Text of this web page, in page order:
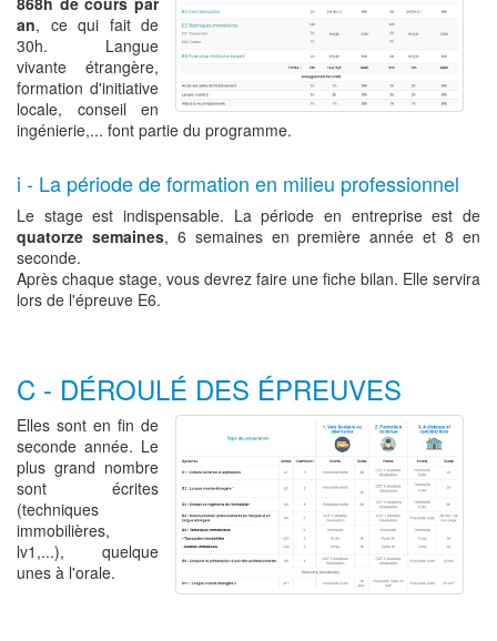
an, ce qui fait de
30h. Langue
vivante étrangère,
formation d'initiative
locale, conseil en
ingénierie,... font partie du programme.
i - La période de formation en milieu professionnel
Le stage est indispensable. La période en entreprise est de
quatorze semaines, 6 semaines en première année et 8 en
seconde.
Après chaque stage, vous devrez faire une fiche bilan. Elle servira
lors de l'épreuve E6.
C - DÉROULÉ DES ÉPREUVES
Elles sont en fin de
seconde année. Le
plus grand nombre
sont écrites
(techniques
immobilières,
lv1,...), quelque
unes à l'orale.